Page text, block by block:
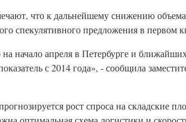
что к дальнейшему снижению
спекулятивного предложения в первом
начало апреля в Петербурге и
с 2014 года», - сообщила
рост спроса на складские